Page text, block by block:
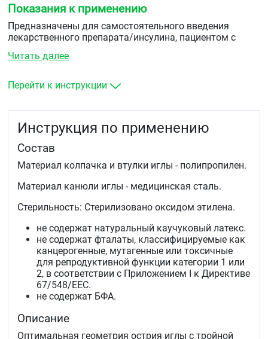
Показания к применению
Предназначены для самостоятельного введения
лекарственного препарата/инсулина, пациентом с
также может быть использовано квалифицированным
условии использования индивидуальных картриджей с
Читать далее
Перейти к инструкции
Инструкция по применению
Состав
Материал колпачка и втулки иглы - полипропилен.
Материал канюли иглы - медицинская сталь.
Стерильность: Стерилизовано оксидом этилена.
не содержат натуральный каучуковый латекс.
не содержат фталаты, классифицируемые как
канцерогенные, мутагенные или токсичные
для репродуктивной функции категории 1 или
2, в соответствии с Приложением I к Директиве
67/548/EEC.
не содержат БФА.
Описание
Оптимальная геометрия острия иглы с тройной